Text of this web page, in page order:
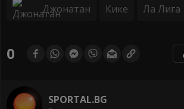
Джонатан Кике Ла Лига
0
SPORTAL.BG